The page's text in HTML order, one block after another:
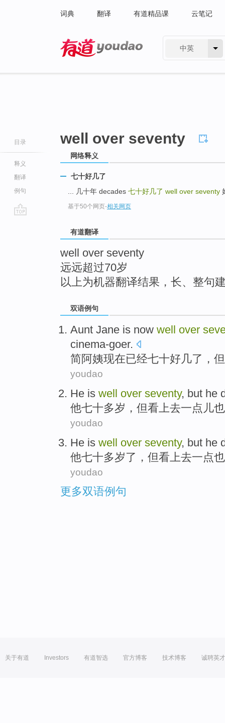
词典 翻译 有道精品课 云笔记
中英
目录
释义
翻译
例句
well over seventy
网络释义
七十好几了
... 几十年 decades 七十好几了 well over seventy
基于50个网页-相关网页
有道翻译
well over seventy
远远超过70岁
以上为机器翻译结果，长、整句
双语例句
Aunt Jane is now well over
cinema-goer.
简阿姨现在已经七十好几了，
youdao
He is well over seventy, but he
他七十多岁， 但看上去一点儿
youdao
He is well over seventy, but he
他七十多岁了， 但看上去一点
youdao
更多双语例句
关于有道 Investors 有道智选 官方博客 技术博客 诚聘英才